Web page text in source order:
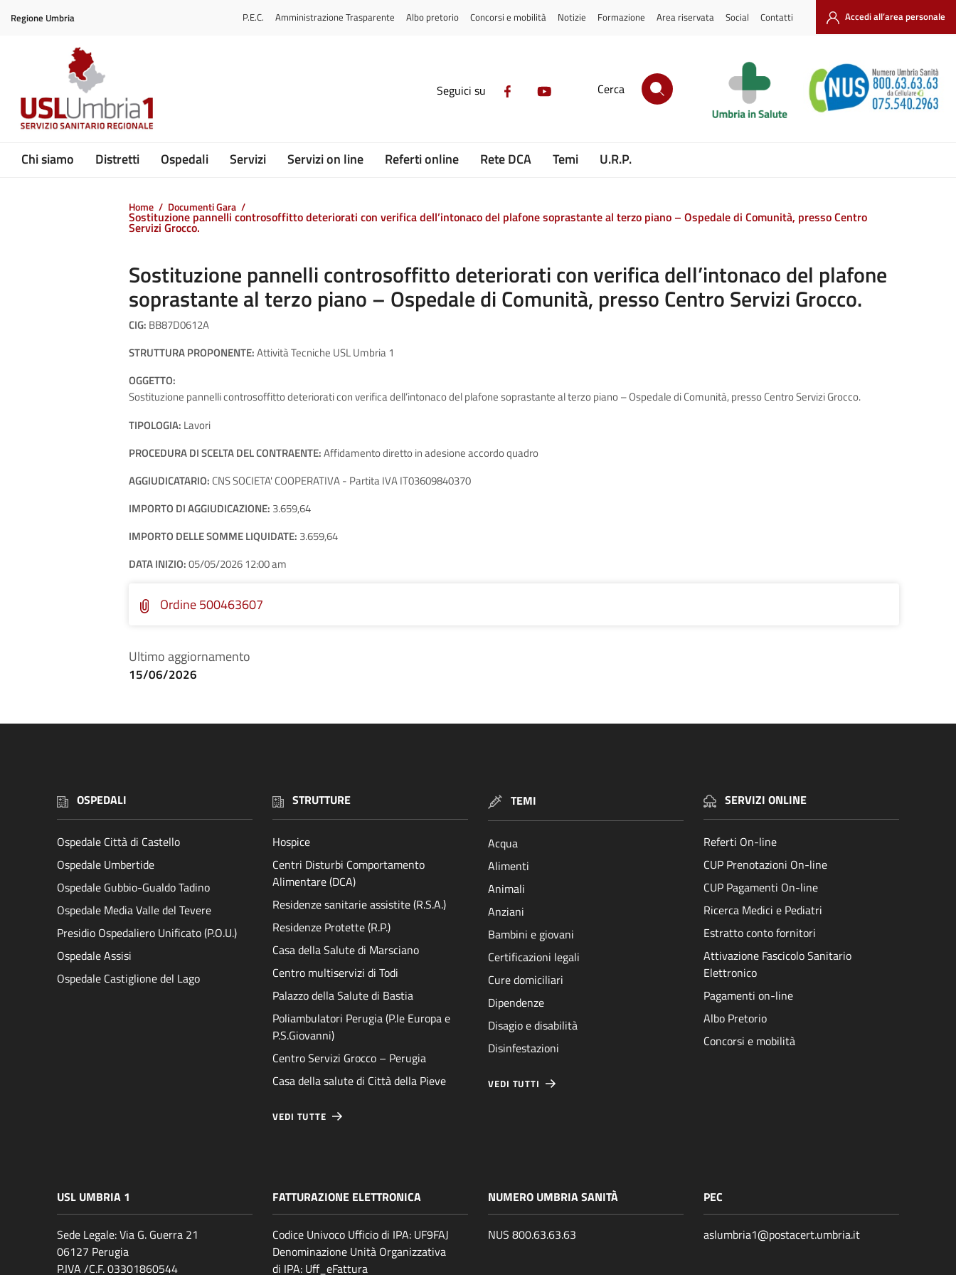
Vai al menu di navigazione
Vai al footer
Regione Umbria P.E.C. Amministrazione Trasparente Albo pretorio Concorsi e mobilità Notizie Formazione Area riservata Social Contatti Accedi all’area personale
Seguici su Cerca
Submenu
Chi siamo Distretti Ospedali Servizi Servizi on line Referti online Rete DCA Temi U.R.P.
Home / Documenti Gara /
Sostituzione pannelli controsoffitto deteriorati con verifica dell’intonaco del plafone soprastante al terzo piano – Ospedale di Comunità, presso Centro
Servizi Grocco.
Sostituzione pannelli controsoffitto deteriorati con verifica dell’intonaco del plafone
soprastante al terzo piano – Ospedale di Comunità, presso Centro Servizi Grocco.
CIG: BB87D0612A
STRUTTURA PROPONENTE:Attività Tecniche USL Umbria 1
OGGETTO:
Sostituzione pannelli controsoffitto deteriorati con verifica dell’intonaco del plafone soprastante al terzo piano – Ospedale di Comunità, presso Centro Servizi Grocco.
TIPOLOGIA: Lavori
PROCEDURA DI SCELTA DEL CONTRAENTE:Affidamento diretto in adesione accordo quadro
AGGIUDICATARIO: CNS SOCIETA' COOPERATIVA - Partita IVA IT03609840370
IMPORTO DI AGGIUDICAZIONE: 3.659,64
IMPORTO DELLE SOMME LIQUIDATE: 3.659,64
DATA INIZIO:05/05/2026 12:00 am
Ordine 500463607
Ultimo aggiornamento
15/06/2026
OSPEDALI
Ospedale Città di Castello
Ospedale Umbertide
Ospedale Gubbio-Gualdo Tadino
Ospedale Media Valle del Tevere
Presidio Ospedaliero Unificato (P.O.U.)
Ospedale Assisi
Ospedale Castiglione del Lago
STRUTTURE
Hospice
Centri Disturbi Comportamento
Alimentare (DCA)
Residenze sanitarie assistite (R.S.A.)
Residenze Protette (R.P.)
Casa della Salute di Marsciano
Centro multiservizi di Todi
Palazzo della Salute di Bastia
Poliambulatori Perugia (P.le Europa e
P.S.Giovanni)
Centro Servizi Grocco – Perugia
Casa della salute di Città della Pieve
VEDI TUTTE
TEMI
Acqua
Alimenti
Animali
Anziani
Bambini e giovani
Certificazioni legali
Cure domiciliari
Dipendenze
Disagio e disabilità
Disinfestazioni
VEDI TUTTI
SERVIZI ONLINE
Referti On-line
CUP Prenotazioni On-line
CUP Pagamenti On-line
Ricerca Medici e Pediatri
Estratto conto fornitori
Attivazione Fascicolo Sanitario
Elettronico
Pagamenti on-line
Albo Pretorio
Concorsi e mobilità
USL UMBRIA 1
Sede Legale: Via G. Guerra 21
06127 Perugia
P.IVA /C.F. 03301860544
FATTURAZIONE ELETTRONICA
Codice Univoco Ufficio di IPA: UF9FAJ
Denominazione Unità Organizzativa
di IPA: Uff_eFattura
NUMERO UMBRIA SANITÀ
NUS 800.63.63.63
PEC
aslumbria1@postacert.umbria.it